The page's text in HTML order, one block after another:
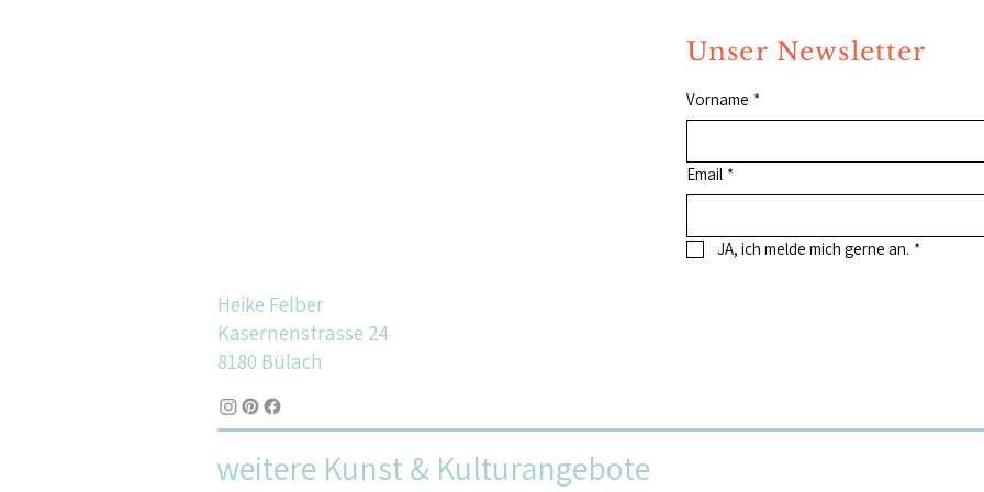
Heike Felber
Kasernenstrasse 24
8180 Bülach
Unser Newsletter
Vorname *
Email *
JA, ich melde mich gerne an. *
weitere Kunst & Kulturangebote